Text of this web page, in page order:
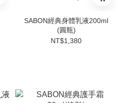
SABON經典身體乳液200ml
(圓瓶)
NT$1,380